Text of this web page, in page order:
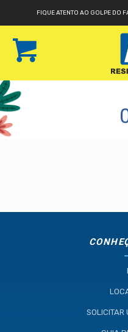
FIQUE ATENTO AO GOLPE DO
SOLICITAR